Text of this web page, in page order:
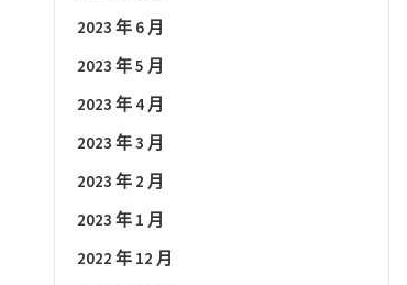
2023 年 6 月
2023 年 5 月
2023 年 4 月
2023 年 3 月
2023 年 2 月
2023 年 1 月
2022 年 12 月